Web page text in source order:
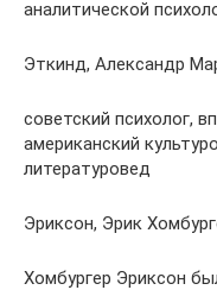
аналитической
Эткинд, Александр
советский психолог,
американский
литературовед
Эриксон, Эрик
Хомбургер Эриксон